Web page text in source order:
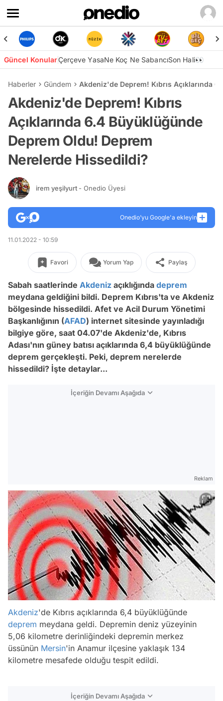
Güncel KonularÇerçeve YasaNe Koç Ne SabancıSon Hali👀
Haberler Gündem Akdeniz'de Deprem! Kıbrıs Açıklarında
Akdeniz'de Deprem! Kıbrıs
Açıklarında 6.4 Büyüklüğünde
Deprem Oldu! Deprem
Nerelerde Hissedildi?
irem yeşilyurt - Onedio Üyesi
Onedio’yu Google'a ekleyin
11.01.2022 - 10:59
Favori Yorum Yap Paylaş
Sabah saatlerinde Akdeniz açıklığında deprem
meydana geldiğini bildi. Deprem Kıbrıs'ta ve Akdeniz
bölgesinde hissedildi. Afet ve Acil Durum Yönetimi
Başkanlığının (AFAD) internet sitesinde yayınladığı
bilgiye göre, saat 04.07'de Akdeniz'de, Kıbrıs
Adası'nın güney batısı açıklarında 6,4 büyüklüğünde
deprem gerçekleşti. Peki, deprem nerelerde
hissedildi? İşte detaylar...
İçeriğin Devamı Aşağıda
Reklam
Akdeniz'de Kıbrıs açıklarında 6,4 büyüklüğünde
deprem meydana geldi. Depremin deniz yüzeyinin
5,06 kilometre derinliğindeki depremin merkez
üssünün Mersin'in Anamur ilçesine yaklaşık 134
kilometre mesafede olduğu tespit edildi.
İçeriğin Devamı Aşağıda